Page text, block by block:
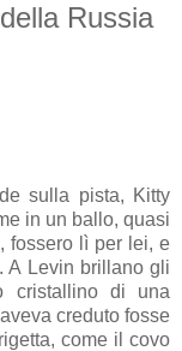
Russia
sulla pista, Kitty
in un ballo, quasi
fossero lì per lei, e
A Levin brillano gli
cristallino di una
creduto fosse
come il covo